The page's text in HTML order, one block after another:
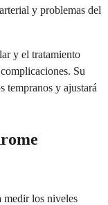
y problemas del
y el tratamiento
Su
tempranos y ajustará
medir los niveles